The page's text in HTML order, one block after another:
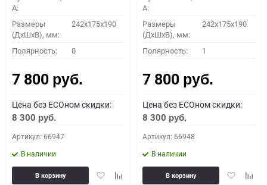
A:
Размеры
(ДхШхВ), мм:
242x175x190
Полярность: 0
7 800 руб.
Цена без ECOном скидки:
8 300 руб.
Артикул: 66947
В наличии
ДобавитьДобавить
В корзину
A:
Размеры
(ДхШхВ), мм:
242x175x190
Полярность: 1
7 800 руб.
Цена без ECOном скидки:
8 300 руб.
Артикул: 66948
В наличии
Добавить
В корзину